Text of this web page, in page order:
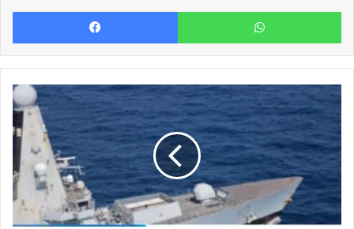
Facebook
ചെങ്കടലിലെ
സംഘർഷങ്ങൾ
എൽഎൻജി
കയറ്റുമതിയെ
ബാധിക്കുമെന്ന്
ഖത്തർ
പ്രധാനമന്ത്രി